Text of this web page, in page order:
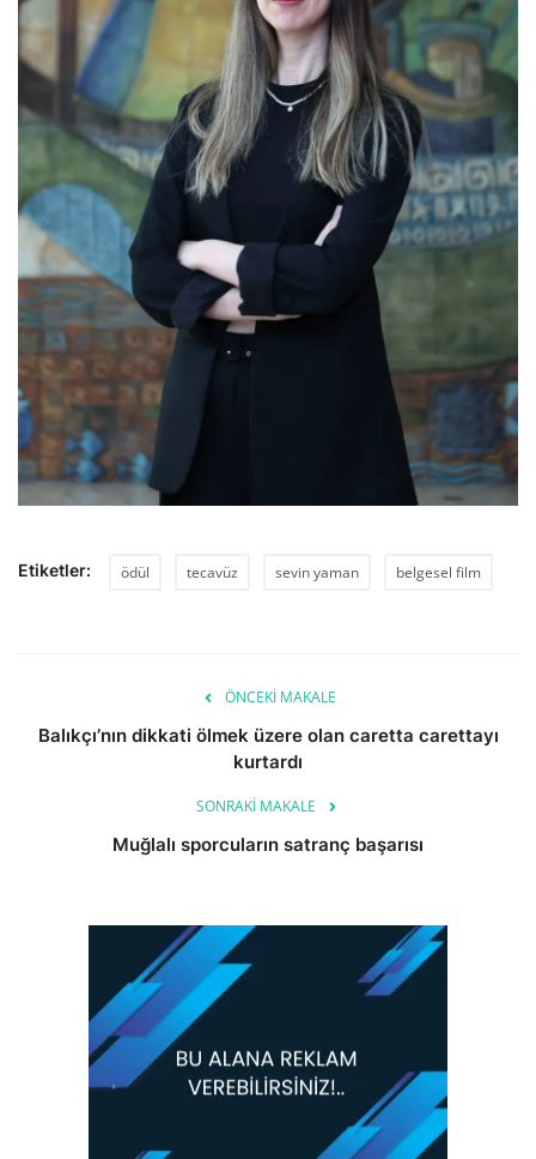
Etiketler: ödül tecavüz sevin yaman belgesel film
ÖNCEKI MAKALE
Balıkçı’nın dikkati ölmek üzere olan caretta carettayı
kurtardı
SONRAKI MAKALE
Muğlalı sporcuların satranç başarısı